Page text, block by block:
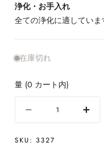
浄化・お手入れ
全ての浄化に適していま
在庫切れ
量 (0 カート内)
を
数
SKU: 3327